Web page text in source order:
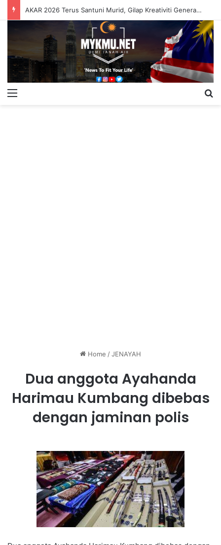
AKAR 2026 Terus Santuni Murid, Gilap Kreativiti Generasi Muda
Home /JENAYAH
Dua anggota Ayahanda
Harimau Kumbang dibebas
dengan jaminan polis